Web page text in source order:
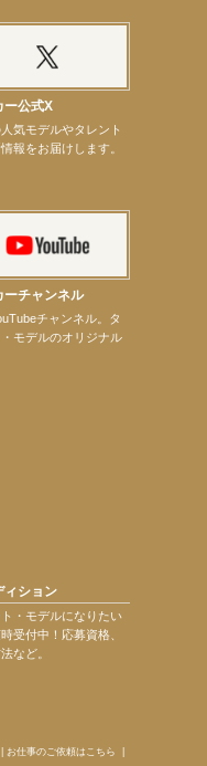
♪
ー＆宝塚文化芸術センター昆虫展示イ
イO.A.決定
スト・ショー」に出演決定！
」開催決定！
ニングイベント
ー公式X
気モデルやタレント
報をお届けします。
ーチャンネル
チャンネル。タ
モデルのオリジナル
ィション
・モデルになりたい
受付中！応募資格、
など。
お仕事のご依頼はこちら